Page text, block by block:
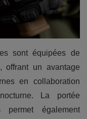
sont équipées de
, offrant un avantage
en collaboration
La portée
permet également